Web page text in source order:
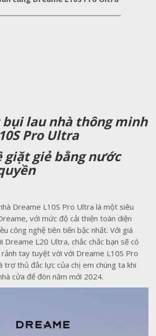
lau nhà thông minh
Pro Ultra
giặt giẻ bằng nước
Dreame L10S Pro Ultra là một siêu
với mức độ cải thiện toàn diện
công nghệ tiên tiến bậc nhất. Với giá
Dreame L20 Ultra, chắc chắc bạn sẽ có
tay tuyệt vời với Dreame L10S Pro
trợ thủ đắc lực của chị em chúng ta khi
cửa để đón năm mới 2024.